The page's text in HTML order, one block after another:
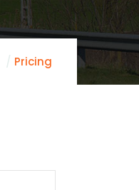
Pricing